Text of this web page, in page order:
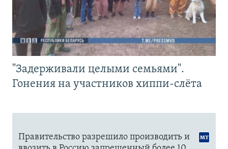
"Задерживали целыми семьями".
Гонения на участников хиппи-слёта